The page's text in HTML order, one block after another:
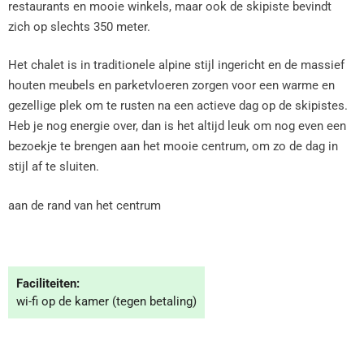
restaurants en mooie winkels, maar ook de skipiste bevindt
zich op slechts 350 meter.
Het chalet is in traditionele alpine stijl ingericht en de massief
houten meubels en parketvloeren zorgen voor een warme en
gezellige plek om te rusten na een actieve dag op de skipistes.
Heb je nog energie over, dan is het altijd leuk om nog even een
bezoekje te brengen aan het mooie centrum, om zo de dag in
stijl af te sluiten.
aan de rand van het centrum
Faciliteiten:
wi-fi op de kamer (tegen betaling)